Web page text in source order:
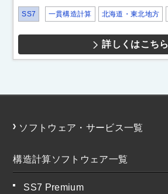
SS7 一貫構造計算 北海道・東北地方
詳しくはこちら
ソフトウェア・サービス一覧
構造計算ソフトウェア一覧
SS7 Premium